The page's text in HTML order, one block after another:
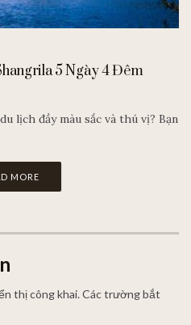
5 Ngày 4 Đêm
lịch đầy màu sắc và thú vị? Bạn
MORE
thị công khai.Các trường bắt